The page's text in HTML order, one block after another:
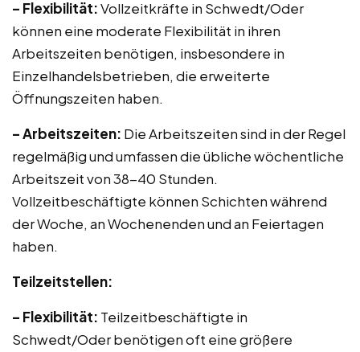
– Flexibilität:Vollzeitkräfte in Schwedt/Oder
können eine moderate Flexibilität in ihren
Arbeitszeiten benötigen, insbesondere in
Einzelhandelsbetrieben, die erweiterte
Öffnungszeiten haben.
– Arbeitszeiten: Die Arbeitszeiten sind in der Regel
regelmäßig und umfassen die übliche wöchentliche
Arbeitszeit von 38-40 Stunden.
Vollzeitbeschäftigte können Schichten während
der Woche, an Wochenenden und an Feiertagen
haben.
Teilzeitstellen:
– Flexibilität: Teilzeitbeschäftigte in
Schwedt/Oder benötigen oft eine größere